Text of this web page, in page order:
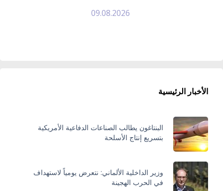
09.08.2026
الأخبار الرئيسية
البنتاغون يطالب الصناعات الدفاعية الأمريكية
بتسريع إنتاج الأسلحة
وزير الداخلية الألماني: نتعرض يومياً لاستهداف
في الحرب الهجينة